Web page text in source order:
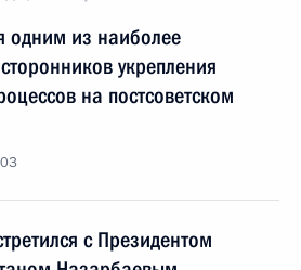
одним из наиболее
укрепления
на постсоветском
с Президентом